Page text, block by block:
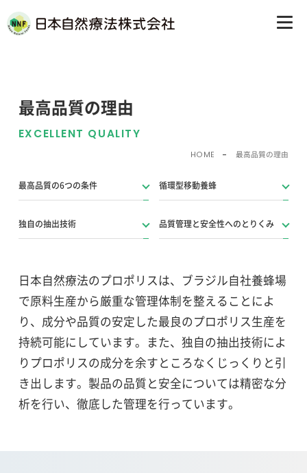
日本自然療法株式会社
最高品質の理由
EXCELLENT QUALITY
HOME 最高品質の理由
最高品質の6つの条件 循環型移動養蜂
独自の抽出技術 品質管理と安全性へのとりくみ
日本自然療法のプロポリスは、ブラジル自社養蜂場
で原料生産から厳重な管理体制を整えることによ
り、成分や品質の安定した最良のプロポリス生産を
持続可能にしています。また、独自の抽出技術によ
りプロポリスの成分を余すところなくじっくりと引
き出します。製品の品質と安全については精密な分
析を行い、徹底した管理を行っています。